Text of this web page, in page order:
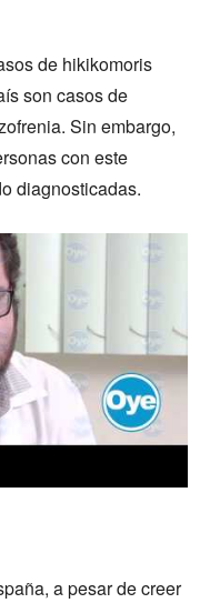
de hikikomoris
son casos de
Sin embargo,
con este
diagnosticadas.
a pesar de creer